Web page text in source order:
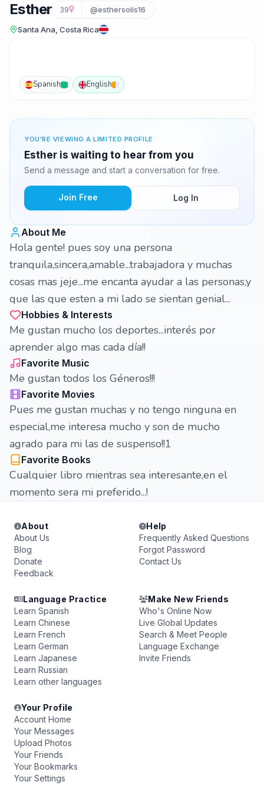
Esther 39 @esthersolis16
Santa Ana, Costa Rica
Spanish English
YOU'RE VIEWING A LIMITED PROFILE
Esther is waiting to hear from you
Send a message and start a conversation for free.
Join Free Log In
About Me
Hola gente! pues soy una persona
tranquila,sincera,amable...trabajadora y muchas
cosas mas jeje...me encanta ayudar a las personas,y
que las que esten a mi lado se sientan genial...
Hobbies & Interests
Me gustan mucho los deportes...interés por
aprender algo mas cada día!!
Favorite Music
Me gustan todos los Géneros!!!
Favorite Movies
Pues me gustan muchas y no tengo ninguna en
especial,me interesa mucho y son de mucho
agrado para mi las de suspenso!!1
Favorite Books
Cualquier libro mientras sea interesante,en el
momento sera mi preferido...!
About
About Us
Blog
Donate
Feedback
Help
Frequently Asked Questions
Forgot Password
Contact Us
Language Practice
Learn Spanish
Learn Chinese
Learn French
Learn German
Learn Japanese
Learn Russian
Learn other languages
Make New Friends
Who's Online Now
Live Global Updates
Search & Meet People
Language Exchange
Invite Friends
Your Profile
Account Home
Your Messages
Upload Photos
Your Friends
Your Bookmarks
Your Settings